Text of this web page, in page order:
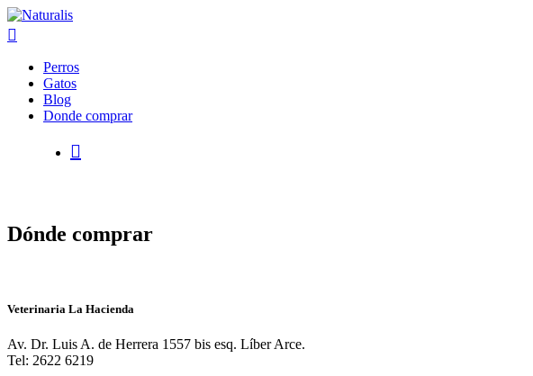
Perros
Gatos
Blog
Donde comprar
Dónde comprar
Veterinaria La Hacienda
Av. Dr. Luis A. de Herrera 1557 bis esq. Líber Arce.
Tel: 2622 6219